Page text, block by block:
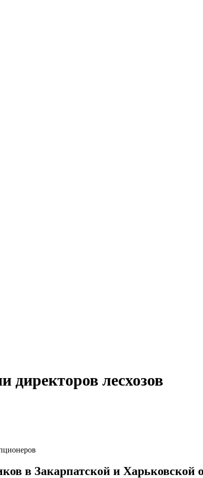
директоров лесхозов
в Закарпатской и Харьковской